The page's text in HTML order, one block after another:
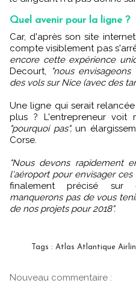
Quel avenir pour la ligne ?
Car, d'après son site internet, la société champenoise ne
compte visiblement pas
encore cette expérience
Decourt,
"nous
des vols sur Nice (avec des
Une ligne qui serait
plus ? L'entrepreneur voit
"pourquoi pas",un
Corse.
"Nous devons rapidement
l'aéroport pour envisager
finalement précisé sur
manquerons pas de vous
de nos projets pour 2018".
Tags : Atlas Atlantique
Nouveau commentaire :